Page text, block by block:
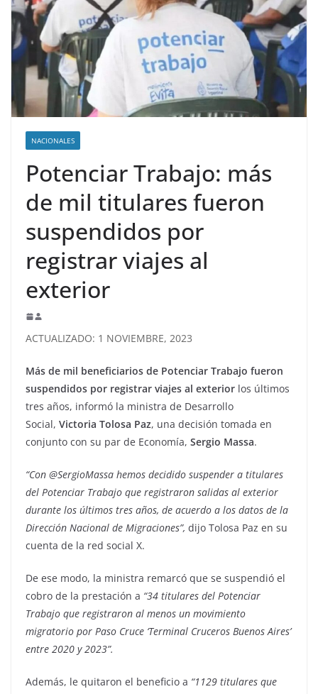
NACIONALES
Potenciar Trabajo: más
de mil titulares fueron
suspendidos por
registrar viajes al
exterior
ACTUALIZADO: 1 NOVIEMBRE, 2023
Más de mil beneficiarios de Potenciar Trabajo fueron
suspendidos por registrar viajes al exterior los últimos
tres años, informó la ministra de Desarrollo
Social, Victoria Tolosa Paz, una decisión tomada en
conjunto con su par de Economía, Sergio Massa.
“Con @SergioMassa hemos decidido suspender a titulares
del Potenciar Trabajo que registraron salidas al exterior
durante los últimos tres años, de acuerdo a los datos de la
Dirección Nacional de Migraciones”, dijo Tolosa Paz en su
cuenta de la red social X.
De ese modo, la ministra remarcó que se suspendió el
cobro de la prestación a “34 titulares del Potenciar
Trabajo que registraron al menos un movimiento
migratorio por Paso Cruce ‘Terminal Cruceros Buenos Aires’
entre 2020 y 2023”.
Además, le quitaron el beneficio a “1129 titulares que